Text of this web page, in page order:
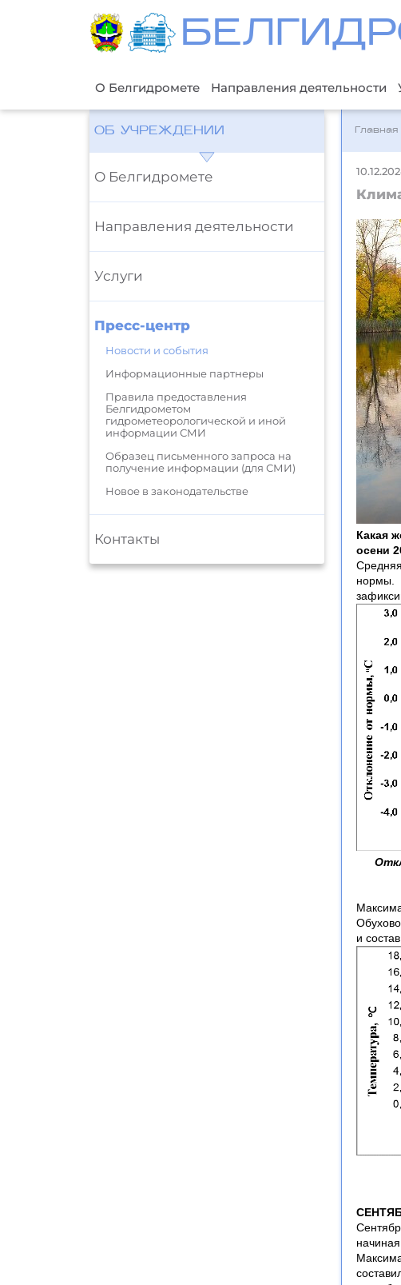
О Белгидромете Направления деятельности
ОБ УЧРЕЖДЕНИИ
О Белгидромете
Направления деятельности
Услуги
Пресс-центр
Новости и события
Информационные партнеры
Правила предоставления
Белгидрометом
гидрометеорологической и иной
информации СМИ
Образец письменного запроса на
получение информации (для СМИ)
Новое в законодательстве
Контакты
Главная
Какая
осени
нормы.
и